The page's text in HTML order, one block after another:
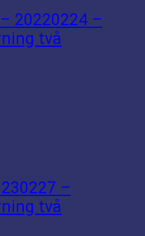
20220224 –
två
–
två